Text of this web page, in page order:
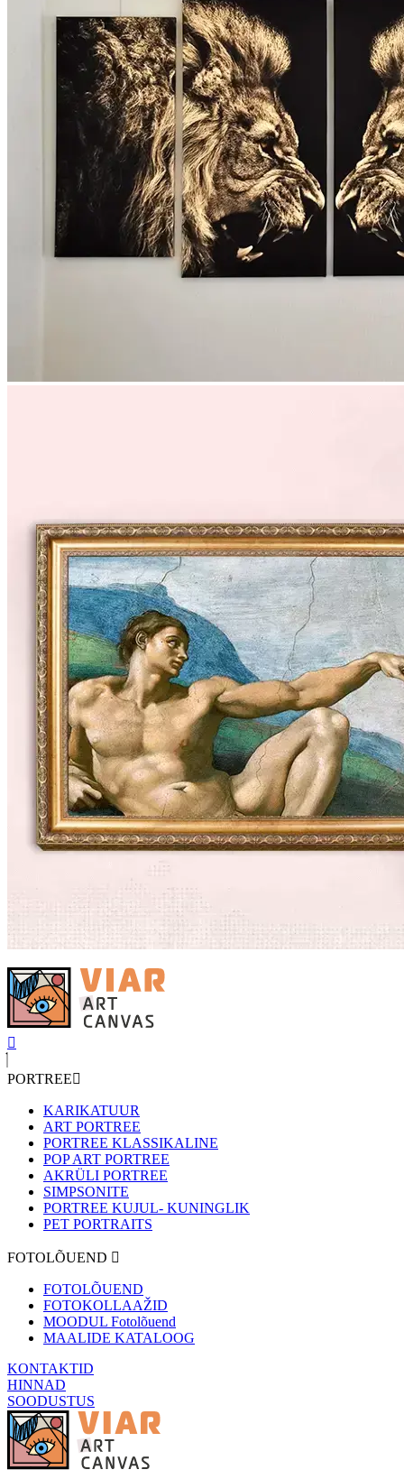
PORTREE
KARIKATUUR
ART PORTREE
PORTREE KLASSIKALINE
POP ART PORTREE
AKRÜLI PORTREE
SIMPSONITE
PORTREE KUJUL- KUNINGLIK
PET PORTRAITS
FOTOLÕUEND
FOTOLÕUEND
FOTOKOLLAAŽID
MOODUL Fotolõuend
MAALIDE KATALOOG
KONTAKTID
HINNAD
SOODUSTUS